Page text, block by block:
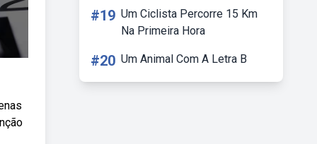
#19 Um Ciclista Percorre 15 Km
Na Primeira Hora
#20 Um Animal Com A Letra B